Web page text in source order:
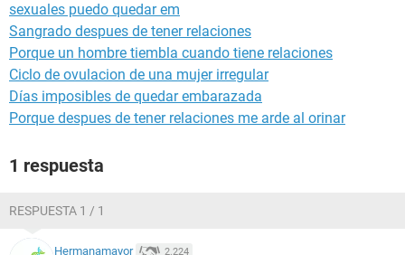
sexuales puedo quedar em
Sangrado despues de tener relaciones
Porque un hombre tiembla cuando tiene relaciones
Ciclo de ovulacion de una mujer irregular
Días imposibles de quedar embarazada
Porque despues de tener relaciones me arde al orinar
1 respuesta
RESPUESTA 1 / 1
Hermanamayor 2.224